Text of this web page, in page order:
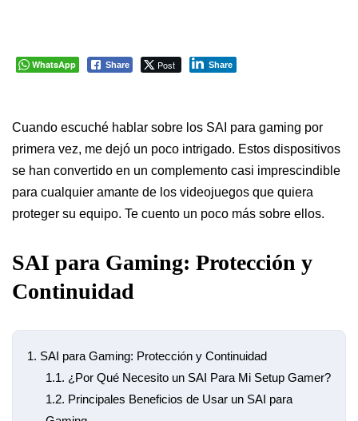
WhatsApp Share Post Share
Cuando escuché hablar sobre los SAI para gaming por
primera vez, me dejó un poco intrigado. Estos dispositivos
se han convertido en un complemento casi imprescindible
para cualquier amante de los videojuegos que quiera
proteger su equipo. Te cuento un poco más sobre ellos.
SAI para Gaming: Protección y
Continuidad
1. SAI para Gaming: Protección y Continuidad
1.1. ¿Por Qué Necesito un SAI Para Mi Setup Gamer?
1.2. Principales Beneficios de Usar un SAI para